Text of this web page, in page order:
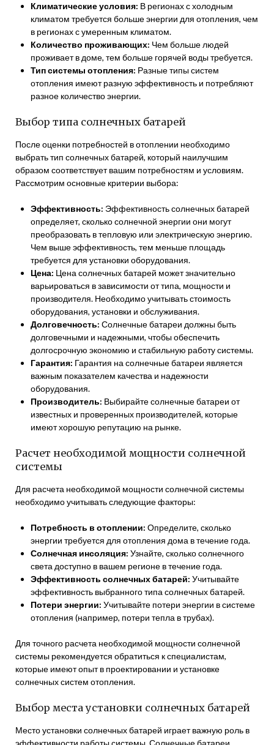
Климатические условия: В регионах с холодным
климатом требуется больше энергии для отопления, чем
в регионах с умеренным климатом.
Количество проживающих: Чем больше людей
проживает в доме, тем больше горячей воды требуется.
Тип системы отопления: Разные типы систем
отопления имеют разную эффективность и потребляют
разное количество энергии.
Выбор типа солнечных батарей
После оценки потребностей в отоплении необходимо
выбрать тип солнечных батарей, который наилучшим
образом соответствует вашим потребностям и условиям.
Рассмотрим основные критерии выбора:
Эффективность: Эффективность солнечных батарей
определяет, сколько солнечной энергии они могут
преобразовать в тепловую или электрическую энергию.
Чем выше эффективность, тем меньше площадь
требуется для установки оборудования.
Цена: Цена солнечных батарей может значительно
варьироваться в зависимости от типа, мощности и
производителя. Необходимо учитывать стоимость
оборудования, установки и обслуживания.
Долговечность: Солнечные батареи должны быть
долговечными и надежными, чтобы обеспечить
долгосрочную экономию и стабильную работу системы.
Гарантия: Гарантия на солнечные батареи является
важным показателем качества и надежности
оборудования.
Производитель: Выбирайте солнечные батареи от
известных и проверенных производителей, которые
имеют хорошую репутацию на рынке.
Расчет необходимой мощности солнечной
системы
Для расчета необходимой мощности солнечной системы
необходимо учитывать следующие факторы:
Потребность в отоплении: Определите, сколько
энергии требуется для отопления дома в течение года.
Солнечная инсоляция: Узнайте, сколько солнечного
света доступно в вашем регионе в течение года.
Эффективность солнечных батарей: Учитывайте
эффективность выбранного типа солнечных батарей.
Потери энергии: Учитывайте потери энергии в системе
отопления (например, потери тепла в трубах).
Для точного расчета необходимой мощности солнечной
системы рекомендуется обратиться к специалистам,
которые имеют опыт в проектировании и установке
солнечных систем отопления.
Выбор места установки солнечных батарей
Место установки солнечных батарей играет важную роль в
эффективности работы системы. Солнечные батареи